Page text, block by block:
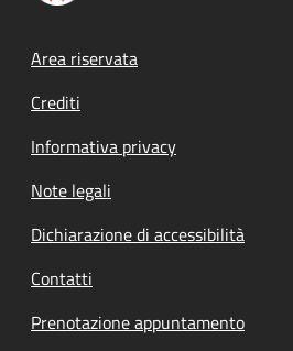
Footer menu
Area riservata
Crediti
Informativa privacy
Note legali
Dichiarazione di accessibilità
Contatti
Prenotazione appuntamento